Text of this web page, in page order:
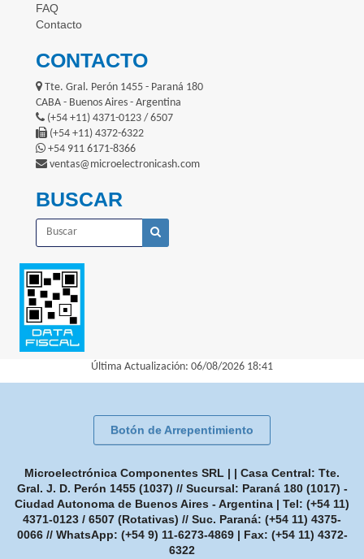
FAQ
Contacto
CONTACTO
Tte. Gral. Perón 1455 - Paraná 180
CABA - Buenos Aires - Argentina
(+54 +11) 4371-0123 / 6507
(+54 +11) 4372-6322
+54 911 6171-8366
ventas@microelectronicash.com
BUSCAR
Última Actualización: 06/08/2026 18:41
Botón de Arrepentimiento
Microelectrónica Componentes SRL | | Casa Central: Tte.
Gral. J. D. Perón 1455 (1037) // Sucursal: Paraná 180 (1017) -
Ciudad Autonoma de Buenos Aires - Argentina | Tel: (+54 11)
4371-0123 / 6507 (Rotativas) // Suc. Paraná: (+54 11) 4375-
0066 // WhatsApp: (+54 9) 11-6273-4869| Fax: (+54 11) 4372-
6322